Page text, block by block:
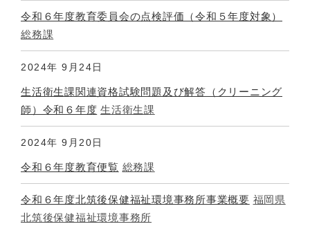
令和６年度教育委員会の点検評価（令和５年度対象）
総務課
2024年 9月24日
生活衛生課関連資格試験問題及び解答（クリーニング
師）令和６年度 生活衛生課
2024年 9月20日
令和６年度教育便覧 総務課
令和６年度北筑後保健福祉環境事務所事業概要 福岡県
北筑後保健福祉環境事務所